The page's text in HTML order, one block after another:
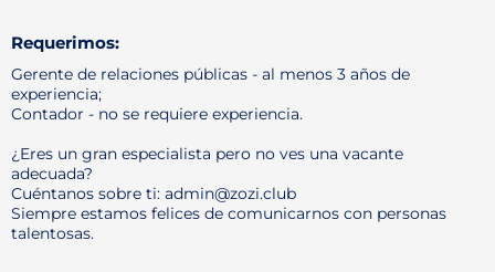
Requerimos:
Gerente de relaciones públicas - al menos 3 años de
experiencia;
Contador - no se requiere experiencia.
¿Eres un gran especialista pero no ves una vacante
adecuada?
Cuéntanos sobre ti: admin@zozi.club
Siempre estamos felices de comunicarnos con personas
talentosas.